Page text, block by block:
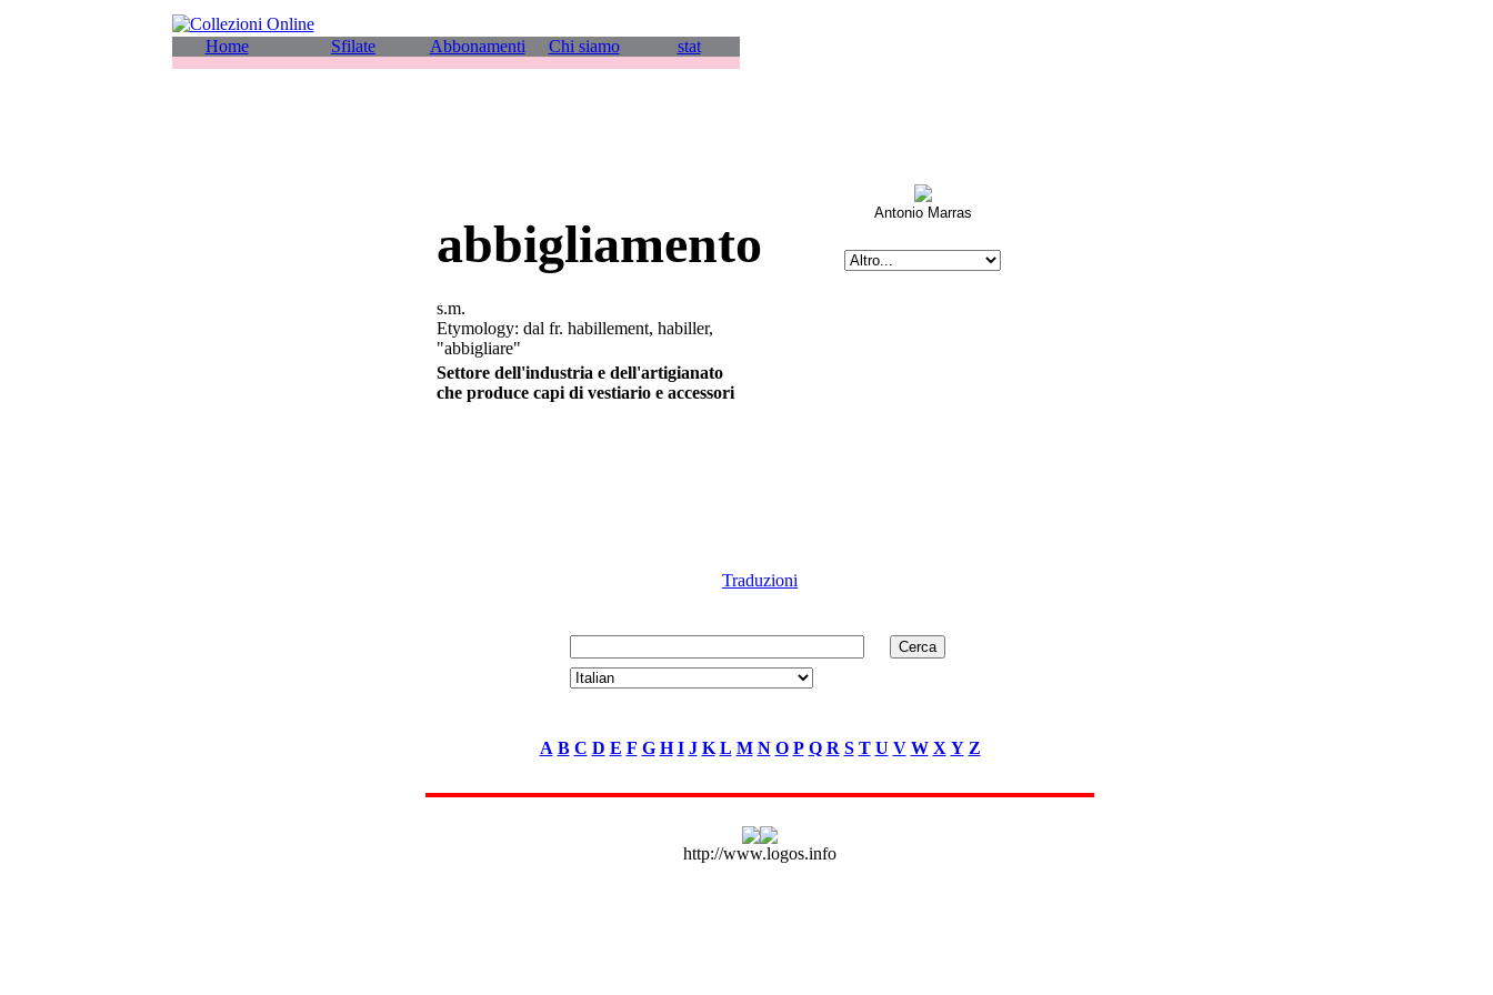
Home Sfilate Abbonamenti Chi siamo stat
abbigliamento
s.m.
Etymology: dal fr. habillement, habiller,
"abbigliare"
Settore dell'industria e dell'artigianato
che produce capi di vestiario e accessori
Antonio Marras
Traduzioni
A B C D E F G H I J K L M N O P Q R S T U V W X Y Z
http://www.logos.info